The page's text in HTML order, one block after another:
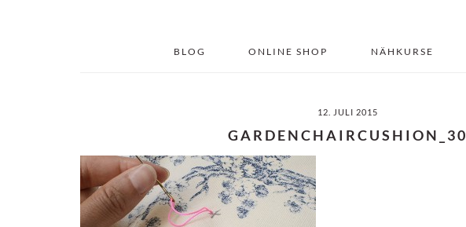
BLOG ONLINE SHOP NÄHKURSE
12. JULI 2015
GARDENCHAIRCUSHION_30